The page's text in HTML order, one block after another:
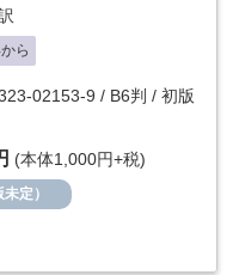
ら
02153-9 / B6判 / 初版
(本体1,000円+税)
定）